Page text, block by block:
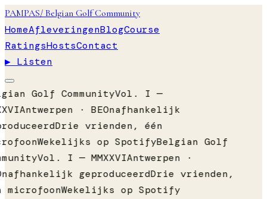
PAMPAS/ Belgian Golf Community
HomeAfleveringenBlogCourse
RatingsHostsContact
▶ Listen
Golf CommunityVol. I —
Antwerpen · BEOnafhankelijk
Drie vrienden, één
Wekelijks op SpotifyBelgian Golf
Vol. I — MMXXVIAntwerpen ·
geproduceerdDrie vrienden,
microfoonWekelijks op Spotify